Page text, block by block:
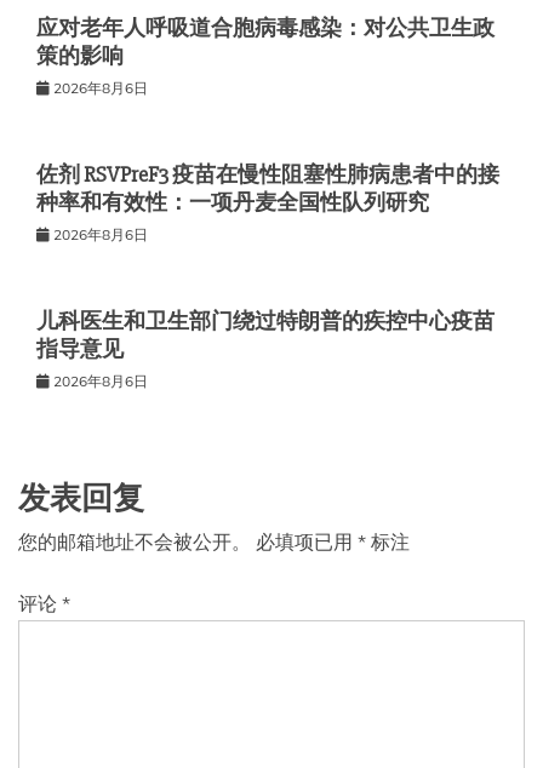
应对老年人呼吸道合胞病毒感染：对公共卫生政
策的影响
2026年8月6日
佐剂 RSVPreF3 疫苗在慢性阻塞性肺病患者中的接
种率和有效性：一项丹麦全国性队列研究
2026年8月6日
儿科医生和卫生部门绕过特朗普的疾控中心疫苗
指导意见
2026年8月6日
发表回复
您的邮箱地址不会被公开。 必填项已用 * 标注
评论 *